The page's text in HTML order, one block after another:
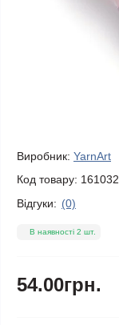
Виробник: YarnArt
Код товару: 161032
Відгуки: (0)
В наявності 2 шт.
54.00грн.